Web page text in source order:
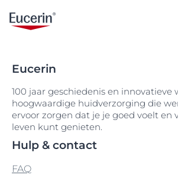
Eucerin
100 jaar geschiedenis en innovatieve
hoogwaardige huidverzorging die
ervoor zorgen dat je je goed voelt en
leven kunt genieten.
Hulp & contact
FAQ